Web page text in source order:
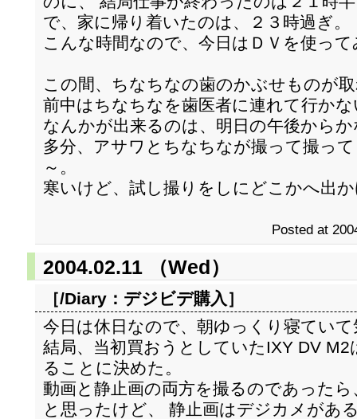
で、家に帰り着いたのは、２３時過ぎ。
こんな時間なので、今日はＤＶを使っ
この間、ちなちなの歯のかぶせものが
前中はちなちなを歯医者に連れて行か
なんかが出来るのは、明日の午後からか
多分、アサワとちなちなが撮って撮っ
～。
寒いけど、試し撮りをしにどこかへ出
Posted at
2004.02.11 （Wed）
［/Diary： デジビデ購入 ］
今日は休日なので、朝ゆっくり寝てい
結局、当初買おうとしていたIXY DV
ることに決めた。
動画と静止画の両方を撮るのであった
と思ったけど、 静止画はデジカメがあ